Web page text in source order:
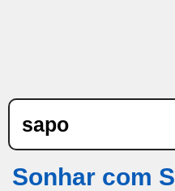
sapo
Sonhar com